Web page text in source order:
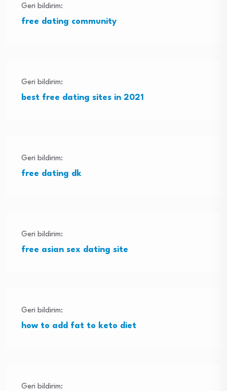
Geri bildirim:
free dating community
Geri bildirim:
best free dating sites in 2021
Geri bildirim:
free dating dk
Geri bildirim:
free asian sex dating site
Geri bildirim:
how to add fat to keto diet
Geri bildirim: